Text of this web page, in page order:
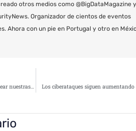
otros medios como @BigDataMagazine y
Organizador de cientos de eventos
Ahora con un pie en Portugal y otro en
GriftHorse, el malware que podría saquear nuestras cuentas bancarias Los ciberataques siguen